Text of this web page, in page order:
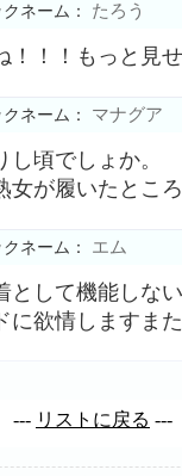
クネーム： たろう
！！！もっと見
クネーム： マナグア
し頃でしょか。
女が履いたとこ
クネーム： エム
として機能しな
に欲情しますま
--- リストに戻る